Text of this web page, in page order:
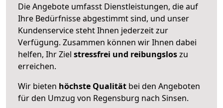
Die Angebote umfasst Dienstleistungen, die auf
Ihre Bedürfnisse abgestimmt sind, und unser
Kundenservice steht Ihnen jederzeit zur
Verfügung. Zusammen können wir Ihnen dabei
helfen, Ihr Ziel stressfrei und reibungsloszu
erreichen.
Wir bieten höchste Qualität bei den Angeboten
für den Umzug von Regensburg nach Sinsen.